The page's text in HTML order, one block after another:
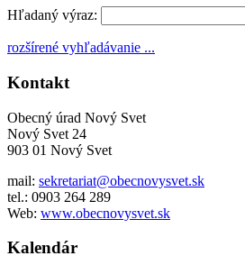
Hľadaný výraz:
rozšírené vyhľadávanie ...
Kontakt
Obecný úrad Nový Svet
Nový Svet 24
903 01 Nový Svet
mail: sekretariat@obecnovysvet.sk
tel.: 0903 264 289
Web: www.obecnovysvet.sk
Kalendár